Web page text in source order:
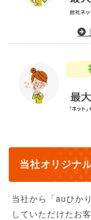
当社オリジナ
当社から「auひか
していただけたお